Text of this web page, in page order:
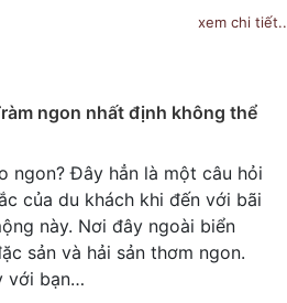
xem chi tiết..
ngon nhất định không thể
ngon? Đây hẳn là một câu hỏi
của du khách khi đến với bãi
này. Nơi đây ngoài biển
sản và hải sản thơm ngon.
với bạn…